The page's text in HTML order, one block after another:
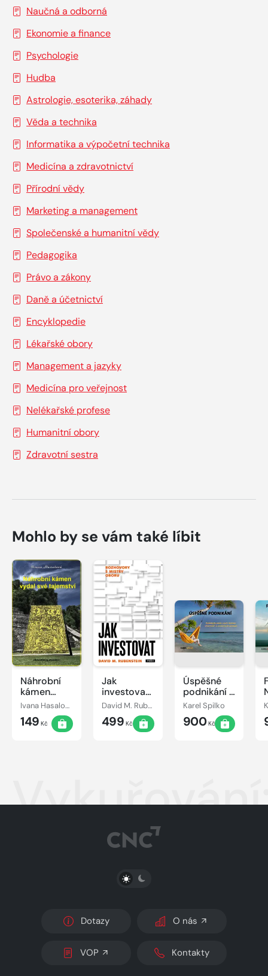
Naučná a odborná
Ekonomie a finance
Psychologie
Hudba
Astrologie, esoterika, záhady
Věda a technika
Informatika a výpočetní technika
Medicína a zdravotnictví
Přírodní vědy
Marketing a management
Společenské a humanitní vědy
Pedagogika
Právo a zákony
Daně a účetnictví
Encyklopedie
Lékařské obory
Management a jazyky
Medicína pro veřejnost
Nelékařské profese
Humanitní obory
Zdravotní sestra
Mohlo by se vám také líbit
Náhrobní
kámen
vydal své
tajemství
Ivana Hasalová
149 Kč
Jak
investovat:
Rozhovory
s mistry
oboru
David M. Rubenstein
499 Kč
Úspěšné
podnikání -
podnikejte
podle
svých
hodnot,
Karel Spilko
900Kč
PŘEPNOUT SVĚTLÝ/TMAVÝ REŽIM
Dotazy O nás
VOP Kontakty